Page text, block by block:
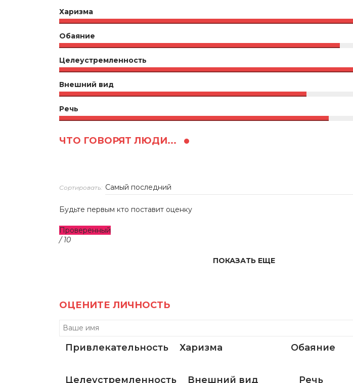
Харизма
Обаяние
Целеустремленность
Внешний вид
Речь
ЧТО ГОВОРЯТ ЛЮДИ...
Сортировать:
Будьте первым кто поставит оценку
Проверенный
/ 10
ПОКАЗАТЬ ЕЩЕ
ОЦЕНИТЕ ЛИЧНОСТЬ
Привлекательность Харизма Обаяние
Целеустремленность Внешний вид Речь